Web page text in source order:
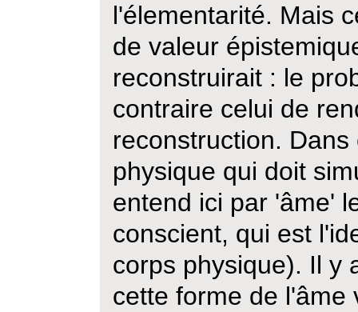
l'élementarité. Mais
de valeur
reconstruirait : le
contraire celui de
reconstruction.
physique qui doit
entend ici par 'âme'
conscient, qui est
corps physique). Il y
cette forme de l'âme